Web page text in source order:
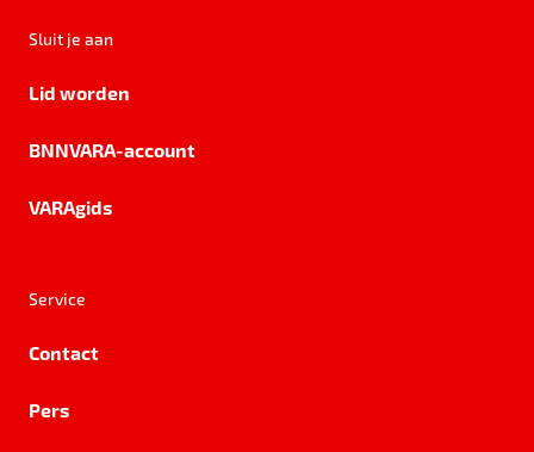
Sluit je aan
Lid worden
BNNVARA-account
VARAgids
Service
Contact
Pers